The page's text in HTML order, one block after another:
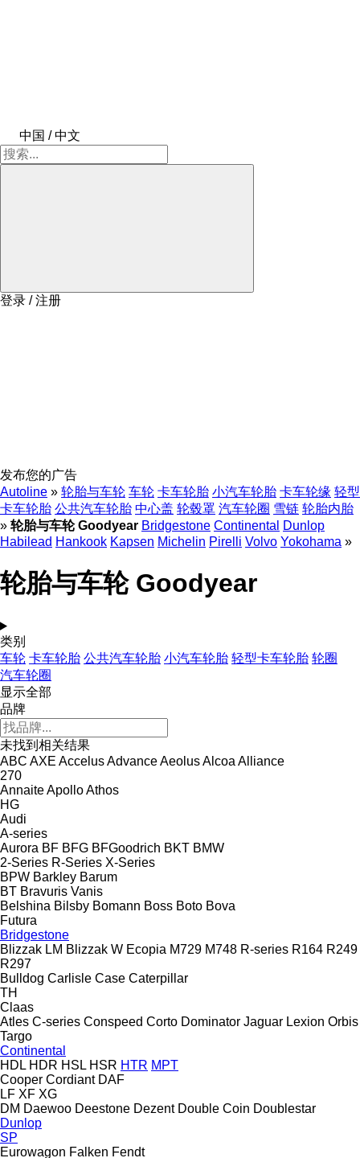
中国 / 中文
登录 / 注册
发布您的广告
Autoline » 轮胎与车轮 车轮 卡车轮胎 小汽车轮胎 卡车轮缘 轻型
卡车轮胎 公共汽车轮胎 中心盖 轮毂罩 汽车轮圈 雪链 轮胎内胎
» 轮胎与车轮 Goodyear Bridgestone Continental
Dunlop
Habilead Hankook Kapsen Michelin Pirelli Volvo Yokohama »
轮胎与车轮 Goodyear
类别
车轮 卡车轮胎 公共汽车轮胎 小汽车轮胎 轻型卡车轮胎 轮圈
汽车轮圈
显示全部
品牌
未找到相关结果
ABC AXE AccelusAdvanceAeolusAlcoa Alliance
270
AnnaiteApolloAthos
HG
Audi
A-series
Aurora BF BFG BFGoodrich BKT BMW
2-Series R-Series X-Series
BPW Barkley Barum
BT Bravuris Vanis
Belshina Bilsby Bomann Boss Boto Bova
Futura
Bridgestone
Blizzak LM Blizzak W Ecopia M729 M748 R-series R164 R249
R297
Bulldog Carlisle Case Caterpillar
TH
Claas
Atles C-series Conspeed Corto Dominator Jaguar Lexion Orbis
Targo
Continental
HDL HDR HSL HSR HTR MPT
Cooper Cordiant DAF
LF XF XG
DM Daewoo Deestone Dezent Double Coin Doublestar
Dunlop
SP
Eurowagon Falken Fendt